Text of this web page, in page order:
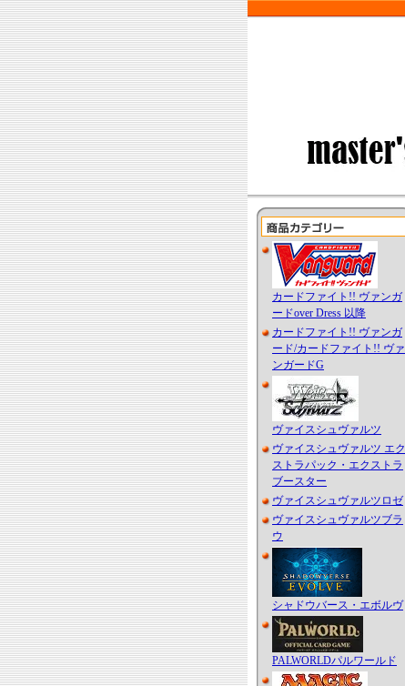
カードファイト!! ヴァンガ
ードover Dress 以降
カードファイト!! ヴァンガ
ード/カードファイト!! ヴァ
ンガードG
ヴァイスシュヴァルツ
ヴァイスシュヴァルツ エク
ストラパック・エクストラ
ブースター
ヴァイスシュヴァルツロゼ
ヴァイスシュヴァルツブラ
ウ
シャドウバース・エボルヴ
PALWORLDパルワールド